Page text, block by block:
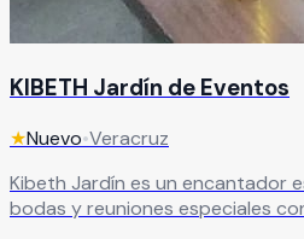
KIBETH Jardín de Eventos
★Nuevo•Veracruz
Kibeth Jardín es un encantador
bodas y reuniones especiales